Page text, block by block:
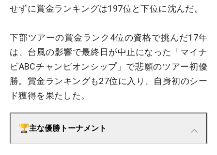
せずに賞金ランキングは197位と下位に沈んだ。
下部ツアーの賞金ランク4位の資格で挑んだ17年
は、台風の影響で最終日が中止になった「マイナ
ビABCチャンピオンシップ」で悲願のツアー初優
勝。賞金ランキングも27位に入り、自身初のシー
ド獲得を果たした。
主な優勝トーナメント